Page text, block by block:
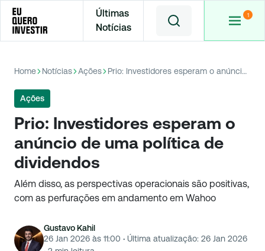
Últimas
Notícias
Home Notícias Ações Prio: Investidores esperam o anúncio de uma política de dividendos
Ações
Prio: Investidores esperam o
anúncio de uma política de
dividendos
Além disso, as perspectivas operacionais são positivas,
com as perfurações em andamento em Wahoo
Gustavo Kahil
26 Jan 2026 às 11:00 · Última atualização: 26 Jan 2026